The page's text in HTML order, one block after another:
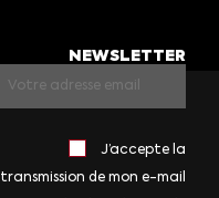
NEWSLETTER
J’accepte la
transmission de mon e-mail